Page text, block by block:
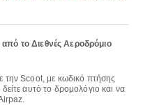
το Διεθνές Αεροδρόμιο
αυτό το δρομολόγιο και να